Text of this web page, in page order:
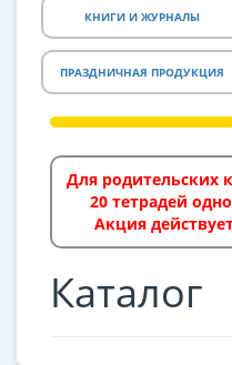
КНИГИ И ЖУРНАЛЫ
ПРАЗДНИЧНАЯ ПРОДУКЦИЯ
Для родительских
20 тетрадей
Акция
Каталог